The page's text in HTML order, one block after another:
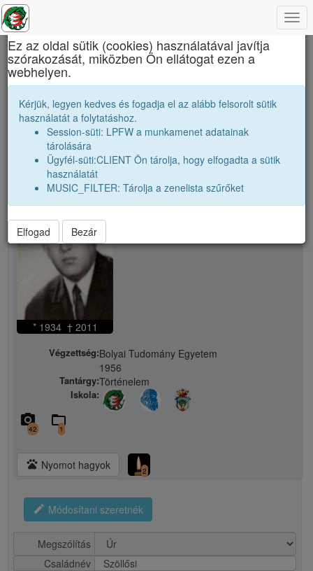
Báthory István Elméleti Líceum
Tanári kar Szöllősi Ferenc
whatshot folder_shared
Szöllősi Ferenc
* 1934 † 2011
Végzettség:Bolyai Tudomány Egyetem
1956
Tantárgy:Történelem
Iskola:
camera_alt
42
folder_open
1
pets Nyomot hagyok 2
edit Módosítani szeretnék
Megszólítás
Családnév
Szöllősi
×
Ez az oldal sütik (cookies) használatával javítja
szórakozását, miközben Ön ellátogat ezen a
webhelyen.
Kérjük, legyen kedves és fogadja el az alább felsorolt sütik
használatát a folytatáshoz.
Session-süti: LPFW a munkamenet adatainak
tárolására
Ügyfél-süti:CLIENT Ön tárolja, hogy elfogadta a sütik
használatát
MUSIC_FILTER: Tárolja a zenelista szűrőket
Elfogad Bezár